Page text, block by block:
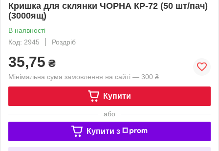
Кришка для склянки ЧОРНА КР-72 (50 шт/пач)
(3000ящ)
В наявності
Код: 2945
Роздріб
35,75 ₴
Мінімальна сума замовлення на сайті — 300 ₴
Купити
або
Купити з